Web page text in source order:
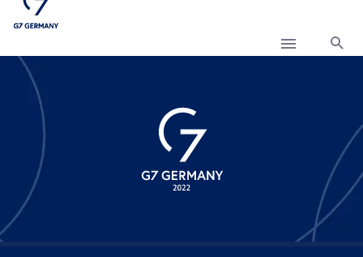
Haben
Sie
Fragen
oder
Anmerkungen?